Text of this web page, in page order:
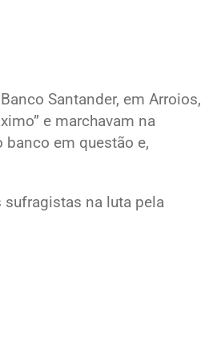
Santander, em Arroios,
e marchavam na
em questão e,
sufragistas na luta pela